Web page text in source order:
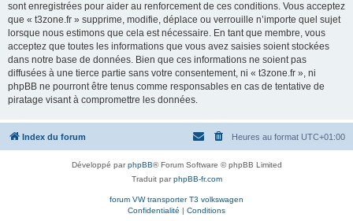
sont enregistrées pour aider au renforcement de ces conditions. Vous acceptez
que « t3zone.fr » supprime, modifie, déplace ou verrouille n’importe quel sujet
lorsque nous estimons que cela est nécessaire. En tant que membre, vous
acceptez que toutes les informations que vous avez saisies soient stockées
dans notre base de données. Bien que ces informations ne soient pas
diffusées à une tierce partie sans votre consentement, ni « t3zone.fr », ni
phpBB ne pourront être tenus comme responsables en cas de tentative de
piratage visant à compromettre les données.
Index du forum Heures au format UTC+01:00
Développé parphpBB® Forum Software © phpBB Limited
Traduit parphpBB-fr.com
forum VW transporter T3 volkswagen
Confidentialité | Conditions